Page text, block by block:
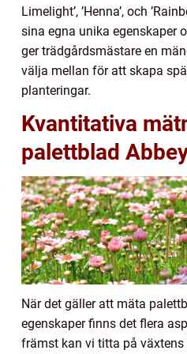
Limelight’, ’Henna’, och
sina egna unika egenskaper
ger trädgårdsmästare en
välja mellan för att skapa
planteringar.
Kvantitativa
palettblad
När det gäller att mäta
egenskaper finns det flera
främst kan vi titta på